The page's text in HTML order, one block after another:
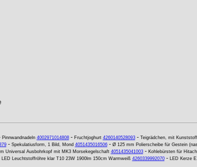
Pinnwandnadeln 4002971014808- Fruchtjoghurt 4260140528093- Teigrädchen, mit
- Spekulatiusform, 1 Bild, Mond 4051435016506- Ø 125 mm Polierscheibe für Gestein
Universal Ausbohrkopf mit MK3 Morsekegelschaft 4051435041003- Kohlebürsten für
LED Leuchtstoffröhre klar T10 23W 1900lm 150cm Warmweiß 4260339992070- LED Kerze